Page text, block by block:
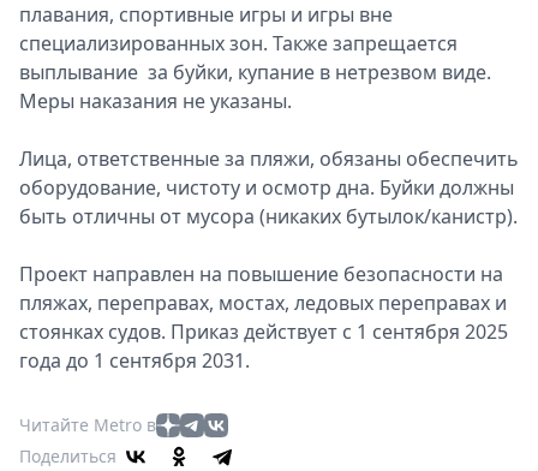
плавания, спортивные игры и игры вне
специализированных зон. Также запрещается
выплывание за буйки, купание в нетрезвом виде.
Меры наказания не указаны.
Лица, ответственные за пляжи, обязаны обеспечить
оборудование, чистоту и осмотр дна. Буйки должны
быть отличны от мусора (никаких бутылок/канистр).
Проект направлен на повышение безопасности на
пляжах, переправах, мостах, ледовых переправах и
стоянках судов. Приказ действует с 1 сентября 2025
года до 1 сентября 2031.
Читайте Metro в
Поделиться